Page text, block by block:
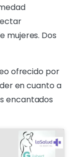
mujeres. Dos
ofrecido por
en cuanto a
encantados